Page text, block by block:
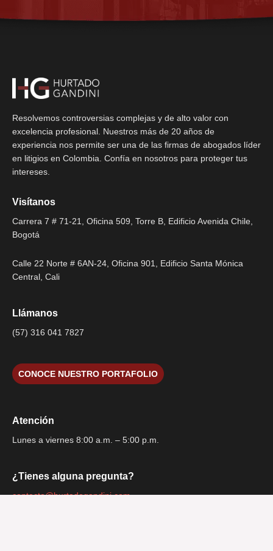
Resolvemos controversias complejas y de alto valor con
excelencia profesional. Nuestros más de 20 años de
experiencia nos permite ser una de las firmas de abogados líder
en litigios en Colombia. Confía en nosotros para proteger tus
intereses.
Visítanos
Carrera 7 # 71-21, Oficina 509, Torre B, Edificio Avenida Chile,
Bogotá
Calle 22 Norte # 6AN-24, Oficina 901, Edificio Santa Mónica
Central, Cali
Llámanos
(57) 316 041 7827
CONOCE NUESTRO PORTAFOLIO
Atención
Lunes a viernes 8:00 a.m. – 5:00 p.m.
¿Tienes alguna pregunta?
contacto@hurtadogandini.com